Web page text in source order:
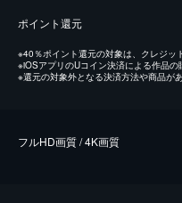
ポイント還元
※40％ポイント還元の対象は、クレジッ
※iOSアプリのUコイン決済による作品の
※還元の対象外となる決済方法や商品が
フルHD画質 / 4K画質